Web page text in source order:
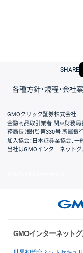
SHARE
各種方針・規程・会社
取引規程・約款
サイトマップ
その他のご案内
個人情報保護方針
最良執行方針
サイトのご利用に
ディスクレイマー
信託保全
リスク説明
会社案内
GMOクリック証券株式会社
金融商品取引業者 関東財務局
務局長（銀代）第330号 所属
加入協会：日本証券業協会、
当社はGMOインターネットグ
GMOインターネット